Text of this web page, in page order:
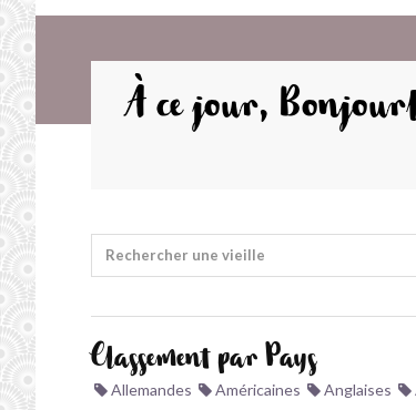
À ce jour,
Rechercher une vieille
Classement par Pays
Allemandes Américaines Anglaises